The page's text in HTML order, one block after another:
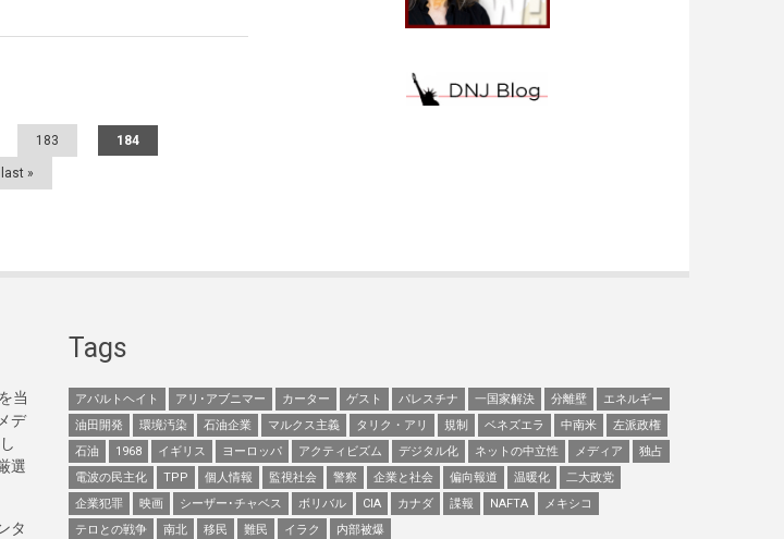
183 184
last »
当
デ
選
タ
Tags
アパルトヘイト アリ･アブニマー カーター ゲスト パレスチナ 一国家解決 分離壁
エネルギー
油田開発
環境汚染 石油企業 マルクス主義 タリク・アリ 規制 ベネズエラ 中南米
左派政権
石油
1968 イギリス ヨーロッパ アクティビズム デジタル化 ネットの中立性 メディア
独占
電波の民主化
TPP 個人情報 監視社会 警察 企業と社会 偏向報道 温暖化
二大政党
企業犯罪
映画 シーザー･チャベス ボリバル CIA カナダ 諜報 NAFTA
メキシコ
テロとの戦争
南北 移民 難民 イラク 内部被爆